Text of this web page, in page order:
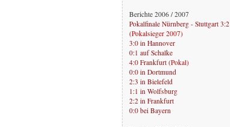
Berichte 2006 / 2007
Pokalfinale Nürnberg - Stuttgart 3:2
(Pokalsieger 2007)
3:0 in Hannover
0:1 auf Schalke
4:0 Frankfurt (Pokal)
0:0 in Dortmund
2:3 in Bielefeld
1:1 in Wolfsburg
2:2 in Frankfurt
0:0 bei Bayern